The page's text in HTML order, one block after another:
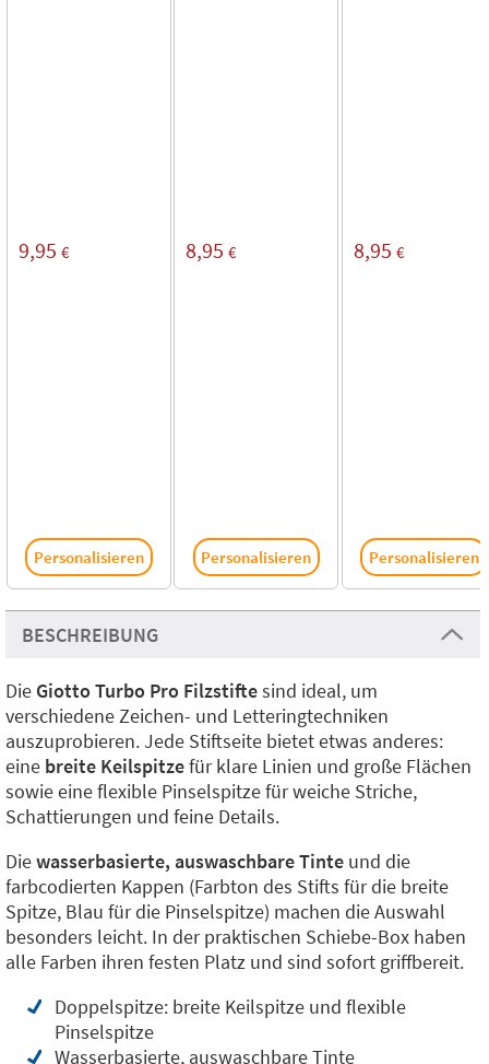
9,95 €
Personalisieren
8,95 €
Personalisieren
8,95 €
Personalisieren
BESCHREIBUNG
Die Giotto Turbo Pro Filzstiftesind ideal, um
verschiedene Zeichen- und Letteringtechniken
auszuprobieren. Jede Stiftseite bietet etwas anderes:
eine breite Keilspitzefür klare Linien und große Flächen
sowie eine flexible Pinselspitze für weiche Striche,
Schattierungen und feine Details.
Diewasserbasierte, auswaschbare Tinte und die
farbcodierten Kappen (Farbton des Stifts für die breite
Spitze, Blau für die Pinselspitze) machen die Auswahl
besonders leicht. In der praktischen Schiebe-Box haben
alle Farben ihren festen Platz und sind sofort griffbereit.
Doppelspitze: breite Keilspitze und flexible
Pinselspitze
Wasserbasierte, auswaschbare Tinte